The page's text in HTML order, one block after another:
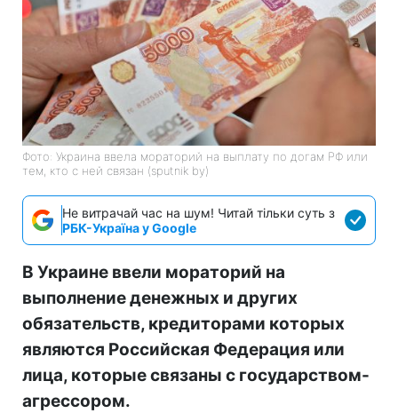
Фото: Украина ввела мораторий на выплату по догам РФ или
тем, кто с ней связан (sputnik by)
Не витрачай час на шум! Читай тільки суть з
РБК-Україна у Google
В Украине ввели мораторий на
выполнение денежных и других
обязательств, кредиторами которых
являются Российская Федерация или
лица, которые связаны с государством-
агрессором.